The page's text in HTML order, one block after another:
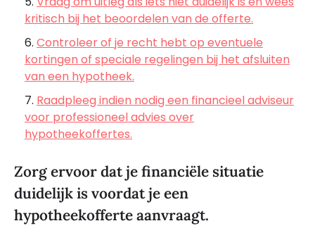
kritisch bij het beoordelen van de offerte.
Controleer of je recht hebt op eventuele
kortingen of speciale regelingen bij het afsluiten
van een hypotheek.
Raadpleeg indien nodig een financieel adviseur
voor professioneel advies over
hypotheekoffertes.
Zorg ervoor dat je financiële situatie
duidelijk is voordat je een
hypotheekofferte aanvraagt.